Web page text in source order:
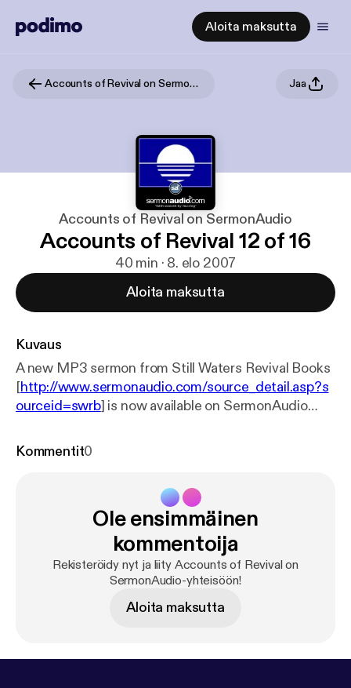
Aloita maksutta
Accounts of Revival on SermonAudio Jaa
Accounts of Revival on SermonAudio
Accounts of Revival 12 of 16
40 min · 8. elo 2007
Aloita maksutta
Kuvaus
A new MP3 sermon from Still Waters Revival Books
[http://www.sermonaudio.com/source_detail.asp?s
ourceid=swrb] is now available on SermonAudio
12 of 16 Subtitle: Accounts of Revival Speaker: John
Kommentit0
Ole ensimmäinen
kommentoija
Rekisteröidy nyt ja liity Accounts of Revival on
SermonAudio-yhteisöön!
Aloita maksutta